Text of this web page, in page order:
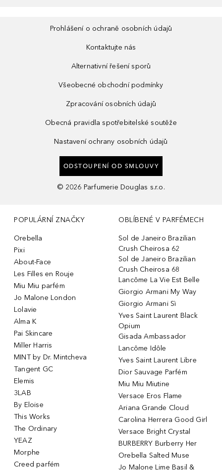
Prohlášení o ochraně osobních údajů
Kontaktujte nás
Alternativní řešení sporů
Všeobecné obchodní podmínky
Zpracování osobních údajů
Obecná pravidla spotřebitelské soutěže
Nastavení ochrany osobních údajů
ODSTOUPENÍ OD SMLOUVY
© 2026 Parfumerie Douglas s.r.o.
POPULÁRNÍ ZNAČKY
Orebella
Pixi
About-Face
Les Filles en Rouje
Miu Miu parfém
Jo Malone London
Lolavie
Alma K
Pai Skincare
Miller Harris
MINT by Dr. Mintcheva
Tangent GC
Elemis
3LAB
By Eloise
This Works
The Ordinary
YEAZ
Morphe
Creed parfém
OBLÍBENÉ V PARFÉMECH
Sol de Janeiro Brazilian
Crush Cheirosa 62
Sol de Janeiro Brazilian
Crush Cheirosa 68
Lancôme La Vie Est Belle
Giorgio Armani My Way
Giorgio Armani Sì
Yves Saint Laurent Black
Opium
Gisada Ambassador
Lancôme Idôle
Yves Saint Laurent Libre
Dior Sauvage Parfém
Miu Miu Miutine
Versace Eros Flame
Ariana Grande Cloud
Carolina Herrera Good Girl
Versace Bright Crystal
BURBERRY Burberry Her
Orebella Salted Muse
Jo Malone Lime Basil &